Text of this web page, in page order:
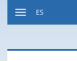
ES